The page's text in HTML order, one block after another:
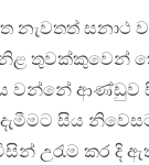
නැවතත් සනාථ
තුවක්කුවෙන්
වන්නේ ආණ්ඩුව
සිය
උරැම කර දි